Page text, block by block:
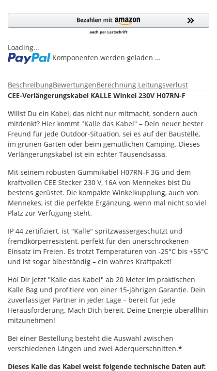
Loading...
Komponenten werden geladen ...
BeschreibungBewertungenBerechnung Leitungsverlust
CEE-Verlängerungskabel KALLE Winkel 230V H07RN-F
Willst Du ein Kabel, das nicht nur mitmacht, sondern auch
mitdenkt? Hier kommt "Kalle das Kabel" – Dein neuer bester
Freund für jede Outdoor-Situation, sei es auf der Baustelle,
im grünen Garten oder beim gemütlichen Camping. Dieses
Verlängerungskabel ist ein echter Tausendsassa.
Mit seinem robusten Gummikabel H07RN-F 3G und dem
kraftvollen CEE Stecker 230 V, 16A von Mennekes bist Du
bestens gerüstet. Die kompakte Winkelkupplung, auch von
Mennekes, ist die perfekte Ergänzung, wenn mal nicht so viel
Platz zur Verfügung steht.
IP 44 zertifiziert, ist "Kalle" spritzwassergeschützt und
fremdkörperresistent, perfekt für den unerschrockenen
Einsatz im Freien. Es trotzt Temperaturen von -25°C bis +55°C
und ist sogar ölbeständig – ein wahres Kraftpaket!
Hol Dir jetzt "Kalle das Kabel" ab 20 Meter im praktischen
Kalle Bag und profitiere von einer 15-jährigen Garantie. Dein
zuverlässiger Partner in jeder Lage – bereit für jede
Herausforderung. Mach Dich bereit, Deine Energie überallhin
mitzunehmen!
Bei einer Bestellung besteht die Auswahl zwischen
verschiedenen Längen und zwei Aderquerschnitten.*
Dieses Kalle das Kabel weist folgende technische Daten auf: